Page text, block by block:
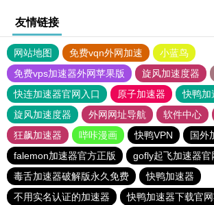
友情链接
网站地图 免费vqn外网加速
小蓝鸟
免费vps加速器外网苹果版
旋风加速度器
快连加速器官网入口
原子加速器
快鸭加
旋风加速度器
外网网址导航 软件中心
狂飙加速器
哔咔漫画 快鸭VPN
国外
falemon加速器官方正版
gofly起飞加速器官
毒舌加速器破解版永久免费
快鸭加速器
不用实名认证的加速器
快鸭加速器下载官